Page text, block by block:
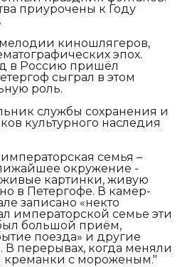
приурочены к Году
киношлягеров,
эпох.
в Россию пришёл
сыграл в этом
роль.
службы сохранения и
культурного наследия
семья –
окружение -
картинки, живую
в Петергофе. В камер-
записано «некто
императорской семье эти
большой приём,
поезда» и другие
В перерывах, когда меняли
с мороженым."